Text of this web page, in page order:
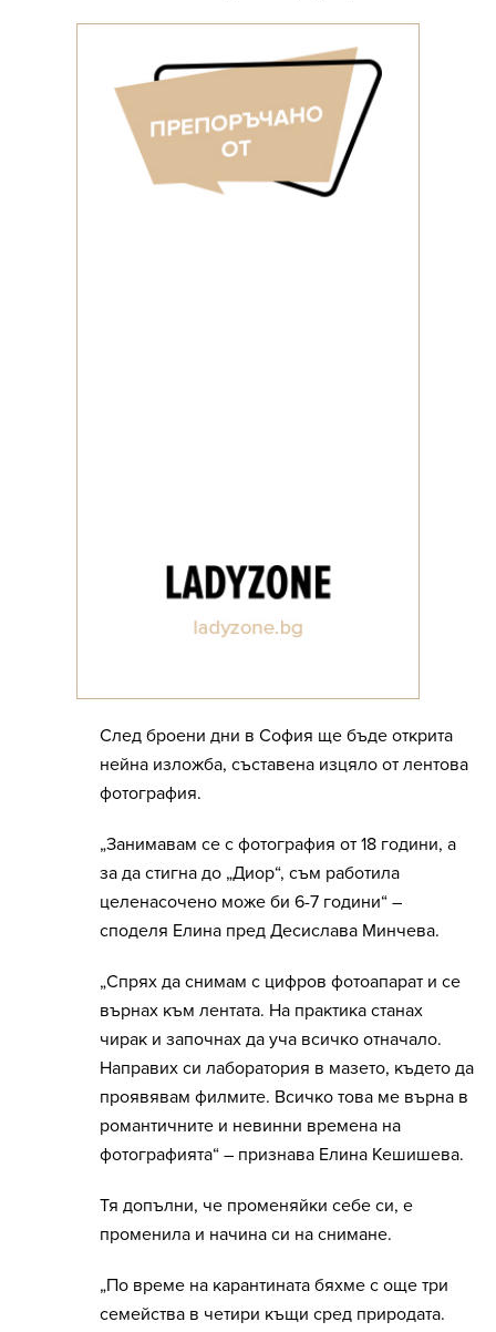
След броени дни в София ще бъде открита
нейна изложба, съставена изцяло от лентова
фотография.
„Занимавам се с фотография от 18 години, а
за да стигна до „Диор“, съм работила
целенасочено може би 6-7 години“ –
споделя Елина пред Десислава Минчева.
„Спрях да снимам с цифров фотоапарат и се
върнах към лентата. На практика станах
чирак и започнах да уча всичко отначало.
Направих си лаборатория в мазето, където да
проявявам филмите. Всичко това ме върна в
романтичните и невинни времена на
фотографията“ – признава Елина Кешишева.
Тя допълни, че променяйки себе си, е
променила и начина си на снимане.
„По време на карантината бяхме с още три
семейства в четири къщи сред природата.